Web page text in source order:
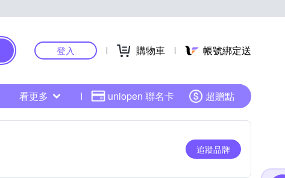
登入 購物車 帳號綁定送
看更多 uniopen 聯名卡 超贈點
追蹤品牌